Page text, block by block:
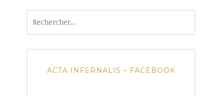
ACTA INFERNALIS – FACEBOOK